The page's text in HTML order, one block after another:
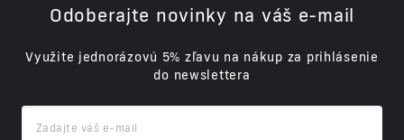
Odoberajte novinky na váš e-mail
Využite jednorázovú 5% zľavu na nákup za prihlásenie
do newslettera